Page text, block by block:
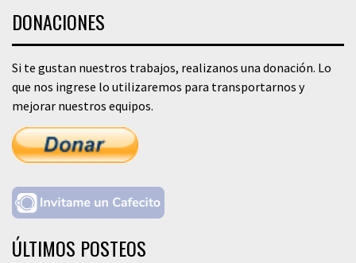
DONACIONES
Si te gustan nuestros trabajos, realizanos una donación. Lo
que nos ingrese lo utilizaremos para transportarnos y
mejorar nuestros equipos.
ÚLTIMOS POSTEOS